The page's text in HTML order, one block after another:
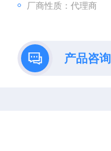
厂商性质：代理商
产品咨询